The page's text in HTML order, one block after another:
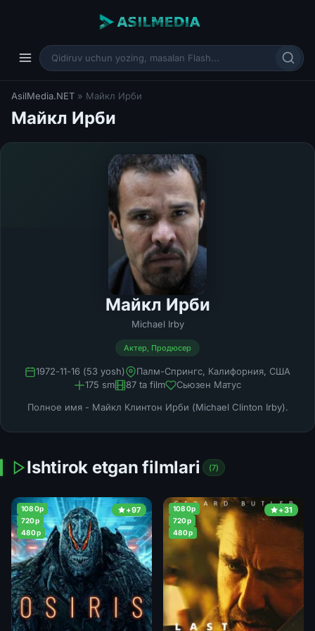
AsilMedia.NET » Майкл Ирби
Майкл Ирби
Майкл Ирби
Michael Irby
Актер, Продюсер
1972-11-16 (53 yosh)
Палм-Спрингс, Калифорния, США
175 sm
87 ta film
Сьюзен Матус
Полное имя - Майкл Клинтон Ирби (Michael Clinton Irby).
Ishtirok etgan filmlari (7)
+97
1080p
720p
480p
+31
1080p
720p
480p